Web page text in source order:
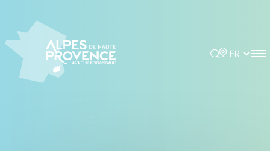
Rechercher
Choisir la